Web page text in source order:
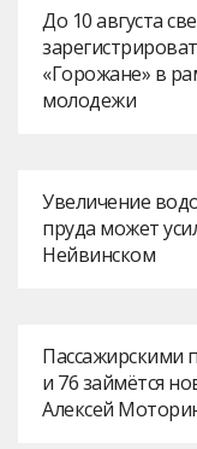
До 10 августа
«Горожане» в
молодежи
Увеличение
пруда может
Нейвинском
Пассажирскими
и 76 займётся
Алексей